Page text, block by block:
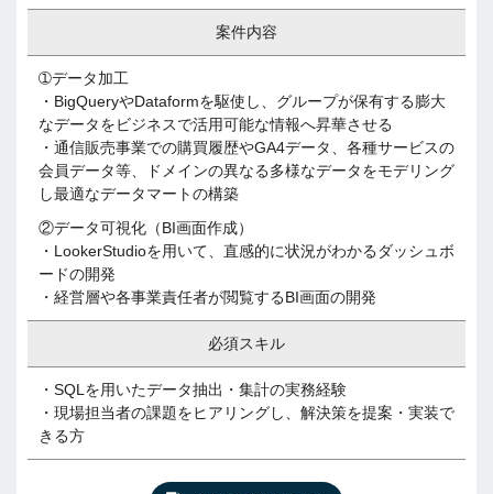
案件内容
➀データ加工
・BigQueryやDataformを駆使し、グループが保有する膨大
なデータをビジネスで活用可能な情報へ昇華させる
・通信販売事業での購買履歴やGA4データ、各種サービスの
会員データ等、ドメインの異なる多様なデータをモデリング
し最適なデータマートの構築
②データ可視化（BI画面作成）
・LookerStudioを用いて、直感的に状況がわかるダッシュボ
ードの開発
・経営層や各事業責任者が閲覧するBI画面の開発
必須スキル
・SQLを用いたデータ抽出・集計の実務経験
・現場担当者の課題をヒアリングし、解決策を提案・実装で
きる方